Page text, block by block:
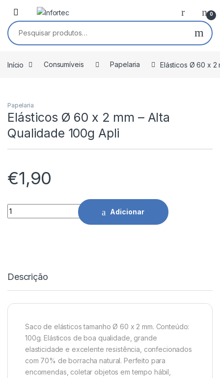
Saltar para navegação
Pular para o conteúdo
0
Pesquisar por:
Início Consumíveis Papelaria Elásticos Ø 60 x 2
Papelaria
Elásticos Ø 60 x 2 mm – Alta
Qualidade 100g Apli
€1,90
Elásticos Ø 60 x 2 mm - Alta Qualidade 100g Apli quantidade
Adicionar
Descrição
Saco de elásticos tamanho Ø 60 x 2 mm. Conteúdo:
100g. Elásticos de boa qualidade, grande
elasticidade e excelente resistência, confecionados
com 70% de borracha natural. Perfeito para
encomendas, coletar objetos em tempo hábil,